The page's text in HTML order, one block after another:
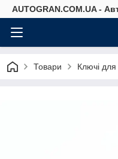
AUTOGRAN.COM.UA -
Товари Ключі для